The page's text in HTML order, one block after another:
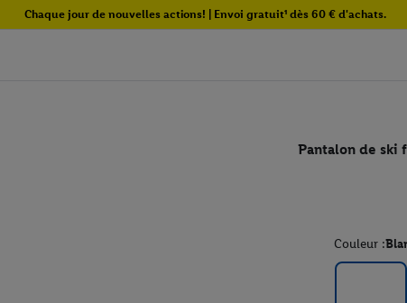
Chaque jour de nouvelles actions! | Envoi gratuit¹ dès 60 € d'achats.
Pantalon de ski
Couleur :